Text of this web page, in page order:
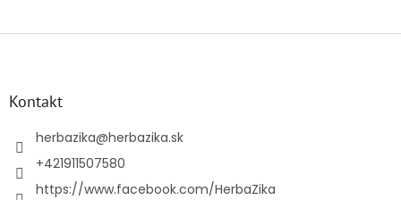
Kontakt
herbazika@herbazika.sk
+421911507580
https://www.facebook.com/HerbaZika